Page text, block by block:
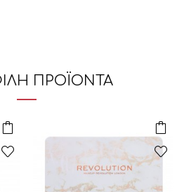
ΠΡΟΪΟΝΤΑ